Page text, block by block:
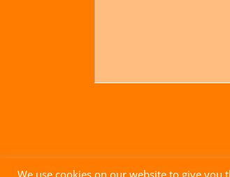
We use cookies on our website to give